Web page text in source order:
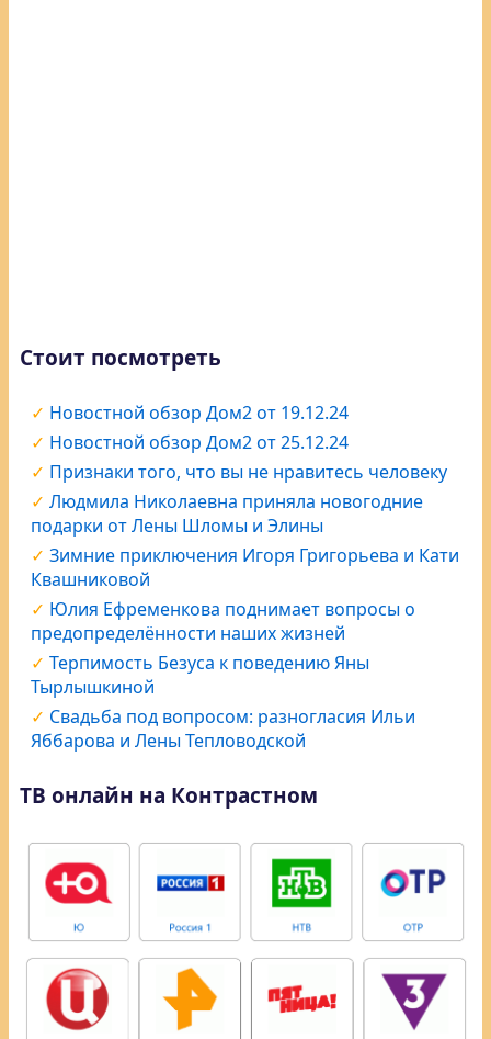
Стоит посмотреть
Новостной обзор Дом2 от 19.12.24
Новостной обзор Дом2 от 25.12.24
Признаки того, что вы не нравитесь человеку
Людмила Николаевна приняла новогодние
подарки от Лены Шломы и Элины
Зимние приключения Игоря Григорьева и Кати
Квашниковой
Юлия Ефременкова поднимает вопросы о
предопределённости наших жизней
Терпимость Безуса к поведению Яны
Тырлышкиной
Свадьба под вопросом: разногласия Ильи
Яббарова и Лены Тепловодской
ТВ онлайн на Контрастном